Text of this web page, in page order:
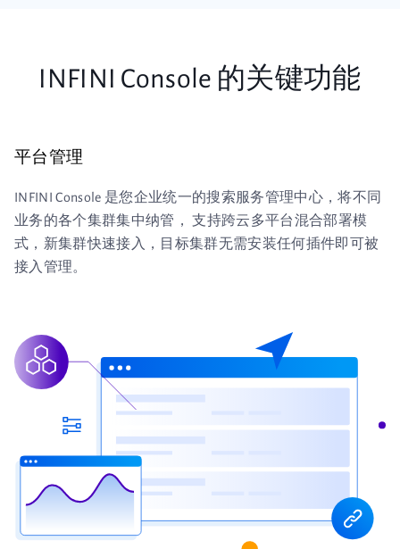
INFINI Console 的关键功能
平台管理
INFINI Console 是您企业统一的搜索服务管理中心，将不同
业务的各个集群集中纳管， 支持跨云多平台混合部署模
式，新集群快速接入，目标集群无需安装任何插件即可被
接入管理。